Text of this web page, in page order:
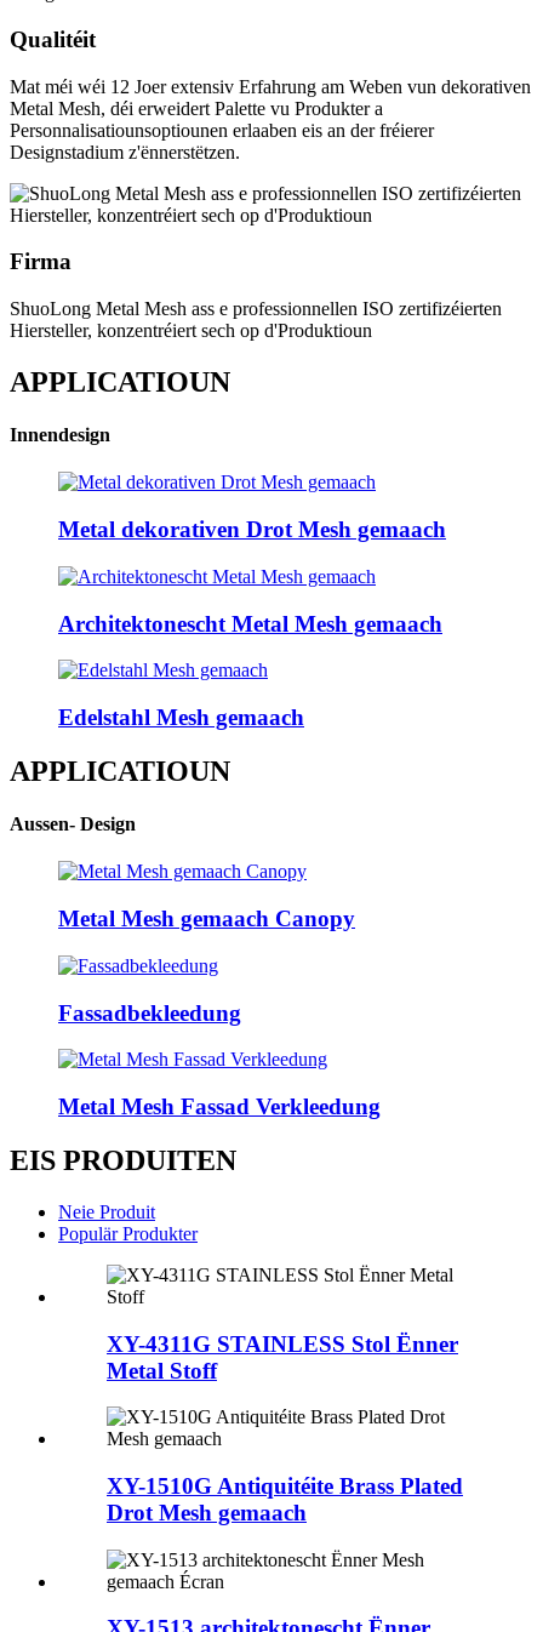
Qualitéit
Mat méi wéi 12 Joer extensiv Erfahrung am Weben vun dekorativen
Metal Mesh, déi erweidert Palette vu Produkter a
Personnalisatiounsoptiounen erlaaben eis an der fréierer
Designstadium z'ënnerstëtzen.
Firma
ShuoLong Metal Mesh ass e professionnellen ISO zertifizéierten
Hiersteller, konzentréiert sech op d'Produktioun
APPLICATIOUN
Innendesign
Metal dekorativen Drot Mesh gemaach
Architektonescht Metal Mesh gemaach
Edelstahl Mesh gemaach
APPLICATIOUN
Aussen- Design
Metal Mesh gemaach Canopy
Fassadbekleedung
Metal Mesh Fassad Verkleedung
EIS PRODUITEN
Neie Produit
Populär Produkter
XY-4311G STAINLESS Stol Ënner
Metal Stoff
XY-1510G Antiquitéite Brass Plated
Drot Mesh gemaach